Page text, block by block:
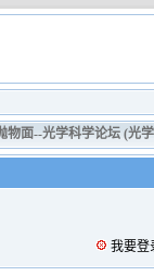
面--光学科学论坛 (光
我要登